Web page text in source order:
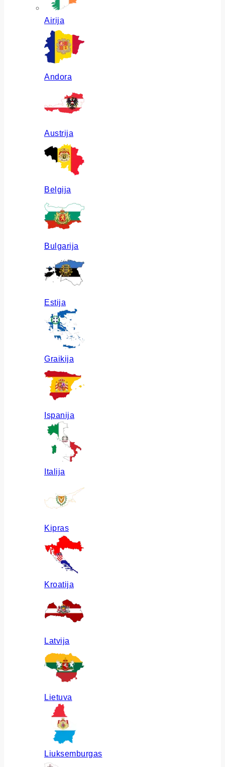
Airija
Andora
Austrija
Belgija
Bulgarija
Estija
Graikija
Ispanija
Italija
Kipras
Kroatija
Latvija
Lietuva
Liuksemburgas